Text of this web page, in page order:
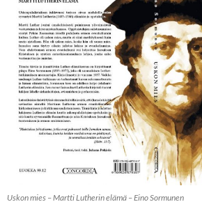
Uskon mies – Martti Lutherin elämä – Eino Sormunen